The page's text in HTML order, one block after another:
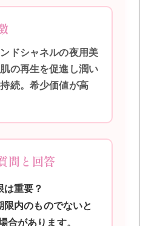
ドシャネルの夜用美
の再生を促進し潤い
続。希少価値が高
問と回答
は重要？
限内のものでないと
合があります。